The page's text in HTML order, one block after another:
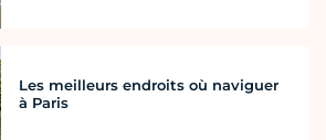
Les meilleurs endroits où naviguer
à Paris